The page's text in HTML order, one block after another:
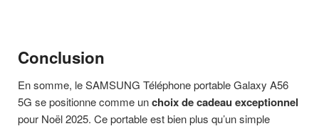
Conclusion
En somme, le SAMSUNG Téléphone portable Galaxy A56
5G se positionne comme unchoix de cadeau exceptionnel
pour Noël 2025. Ce portable est bien plus qu’un simple